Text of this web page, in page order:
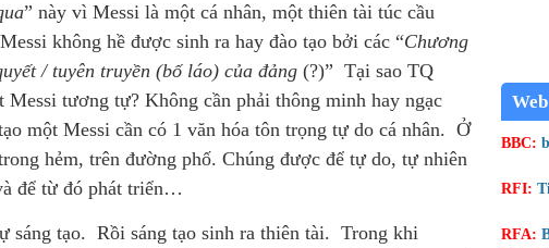
” này vì Messi là một cá nhân, một thiên tài túc cầu
không hề được sinh ra hay đào tạo bởi các “Chương
/ tuyên truyền (bố láo) của đảng (?)” Tại sao TQ
Messi tương tự? Không cần phải thông minh hay ngạc
một Messi cần có 1 văn hóa tôn trọng tự do cá nhân. Ở
hẻm, trên đường phố. Chúng được để tự do, tự nhiên
để từ đó phát triển…
sáng tạo. Rồi sáng tạo sinh ra thiên tài. Trong khi
BBC:
RFI:
RFA: